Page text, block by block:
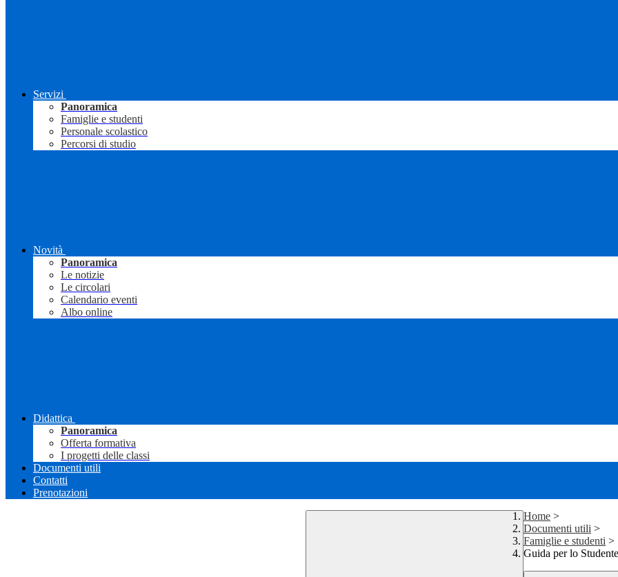
Servizi
Panoramica
Famiglie e studenti
Personale scolastico
Percorsi di studio
Novità
Panoramica
Le notizie
Le circolari
Calendario eventi
Albo online
Didattica
Panoramica
Offerta formativa
I progetti delle classi
Documenti utili
Contatti
Prenotazioni
Home >
Documenti utili >
Famiglie e studenti >
Guida per lo Studente